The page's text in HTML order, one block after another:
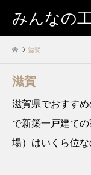
みんなの
滋賀
滋賀
滋賀県でおすす
で新築一戸建て
場）はいくら位な